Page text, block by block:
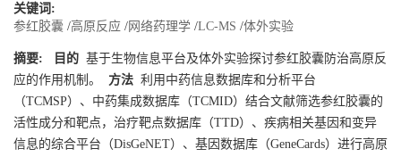
关键词:
参红胶囊 /高原反应 / 网络药理学 /LC-MS /体外实验
摘要: 目的 基于生物信息平台及体外实验探讨参红胶囊防治高原反
应的作用机制。
方法 利用中药信息数据库和分析平台
（TCMSP）、中药集成数据库（TCMID）结合文献筛选参红胶囊的
活性成分和靶点，治疗靶点数据库（TTD）、疾病相关基因和变异
信息的综合平台（DisGeNET）、基因数据库（GeneCards）进行高原